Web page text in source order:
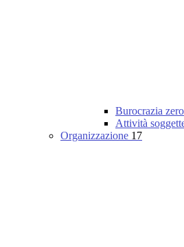
Burocrazia zero
Attività
Organizzazione 17